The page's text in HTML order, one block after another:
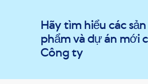
Hãy tìm hiểu các sản
phẩm và dự án mới
Công ty